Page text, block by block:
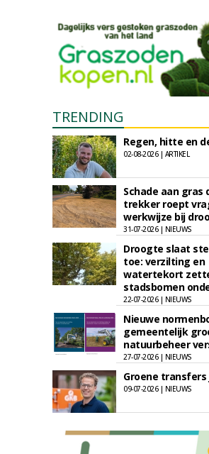
TRENDING
Regen, hitte en
02-08-2026 | ARTIKEL
Schade aan gras
trekker roept
werkwijze bij
31-07-2026 | NIEUWS
Droogte slaat
toe: verzilting en
watertekort
stadsbomen
22-07-2026 | NIEUWS
Nieuwe
gemeentelijk
natuurbeheer
27-07-2026 | NIEUWS
Groene transfers
09-07-2026 | NIEUWS